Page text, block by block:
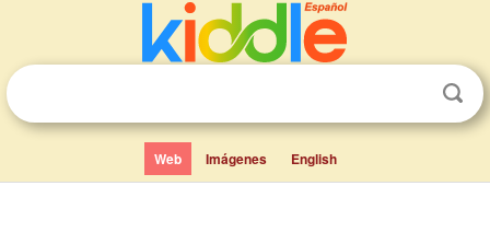
Web Imágenes English